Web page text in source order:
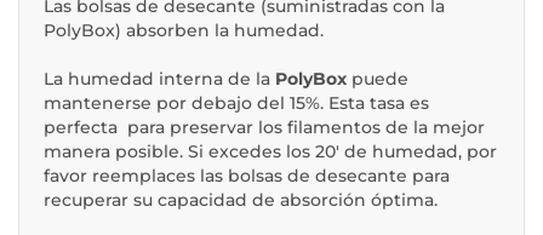
Las bolsas de desecante (suministradas con la
PolyBox) absorben la humedad.
La humedad interna de la PolyBox puede
mantenerse por debajo del 15%. Esta tasa es
perfecta para preservar los filamentos de la mejor
manera posible. Si excedes los 20' de humedad, por
favor reemplaces las bolsas de desecante para
recuperar su capacidad de absorción óptima.